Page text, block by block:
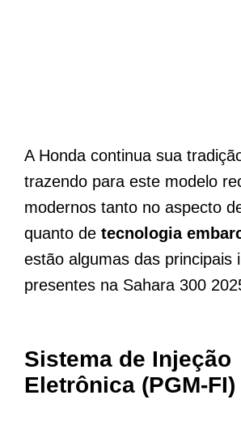
A Honda continua sua
trazendo para este modelo
modernos tanto no aspecto
quanto de tecnologia
estão algumas das principais
presentes na Sahara 300
Sistema de Injeção
Eletrônica (PGM-FI)